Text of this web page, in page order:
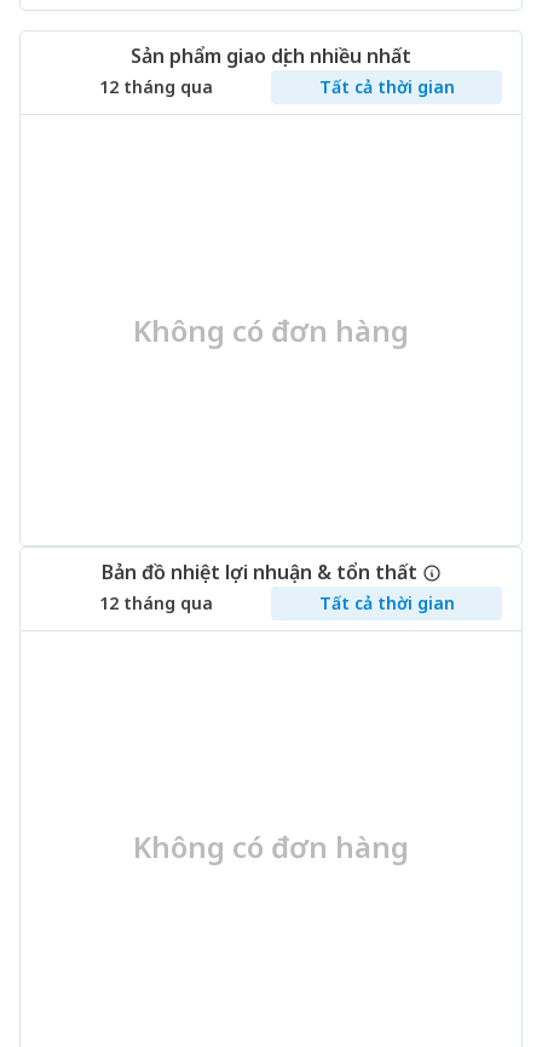
Sản phẩm giao dịch nhiều nhất
12 tháng qua Tất cả thời gian
Không có đơn hàng
Bản đồ nhiệt lợi nhuận & tổn thất
12 tháng qua Tất cả thời gian
Không có đơn hàng